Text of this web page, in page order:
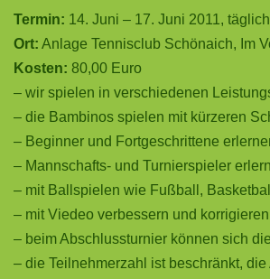
Termin: 14. Juni – 17. Juni 2011,
Ort: Anlage Tennisclub Schönaich, Im
Kosten: 80,00 Euro
– wir spielen in verschiedenen
– die Bambinos spielen mit kürzeren
– Beginner und Fortgeschrittene
– Mannschafts- und Turnierspieler
– mit Ballspielen wie Fußball,
– mit Viedeo verbessern und
– beim Abschlussturnier können sich
– die Teilnehmerzahl ist beschränkt,